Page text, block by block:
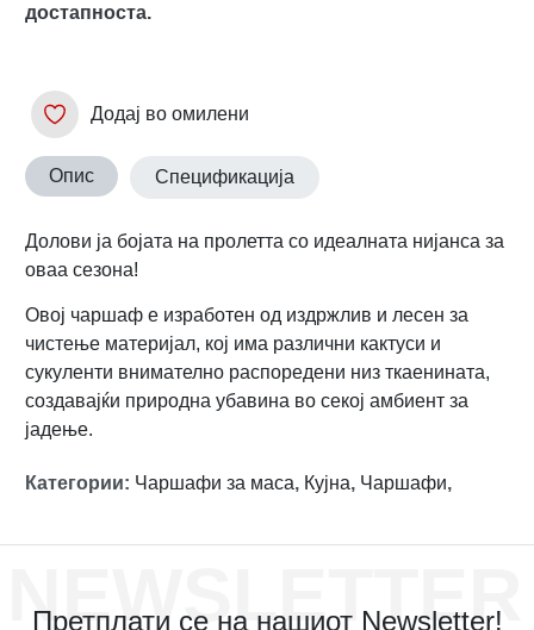
достапноста.
Додај во омилени
Опис Спецификација
Долови ја бојата на пролетта со идеалната нијанса за
оваа сезона!
Овој чаршаф е изработен од издржлив и лесен за
чистење материјал, кој има различни кактуси и
сукуленти внимателно распоредени низ ткаенината,
создавајќи природна убавина во секој амбиент за
јадење.
Категории: Чаршафи за маса, Кујна, Чаршафи,
NEWSLETTER
Претплати се на нашиот Newsletter!